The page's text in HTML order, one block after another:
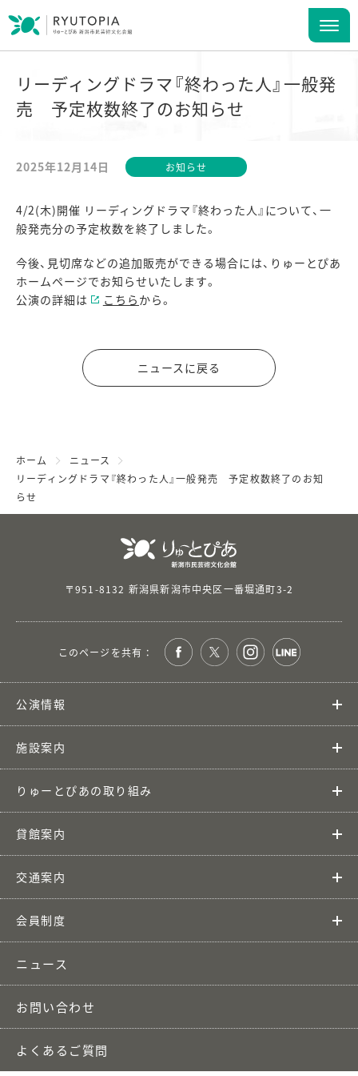
リーディングドラマ『終わった人』一般発
売 予定枚数終了のお知らせ
2025年12月14日 お知らせ
4/2(木)開催 リーディングドラマ『終わった人』について、一
般発売分の予定枚数を終了しました。
今後、見切席などの追加販売ができる場合には、りゅーとぴあ
ホームページでお知らせいたします。
公演の詳細は
こちら から。
ニュースに戻る
ホーム
ニュース
リーディングドラマ『終わった人』一般発売 予定枚数終了のお知
らせ
〒951-8132 新潟県新潟市中央区一番堀通町3-2
このページを共有 ：
公演情報
施設案内
りゅーとぴあの取り組み
貸館案内
交通案内
会員制度
ニュース
お問い合わせ
よくあるご質問